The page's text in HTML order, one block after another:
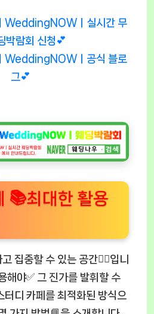
WeddingNOWㅣ실시간 무
박람회 신청💕
WeddingNOWㅣ공식 블로
그💕
📚최대한 활용
집중할 수 있는 공간🧘‍♂️입니
해야✅ 그 진가를 발휘할 수
터디 카페를 최적화된 방식으